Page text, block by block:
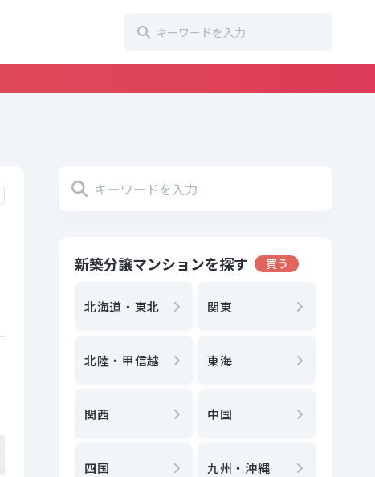
新築分譲マンションを探す 買う
北海道・東北 関東
北陸・甲信越 東海
関西 中国
四国 九州・沖縄